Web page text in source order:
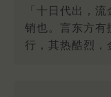
「十日代出，
销也。言东方有
行，其热酷烈，